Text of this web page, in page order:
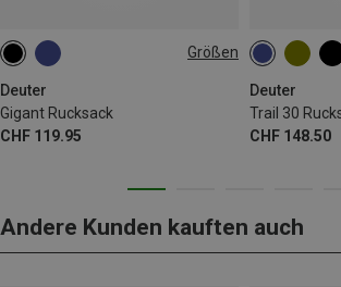
Größen
Deuter
Gigant Rucksack
CHF 119.95
32L
Deuter
Trail 30
CHF 148.50
30L
Andere Kunden kauften auch